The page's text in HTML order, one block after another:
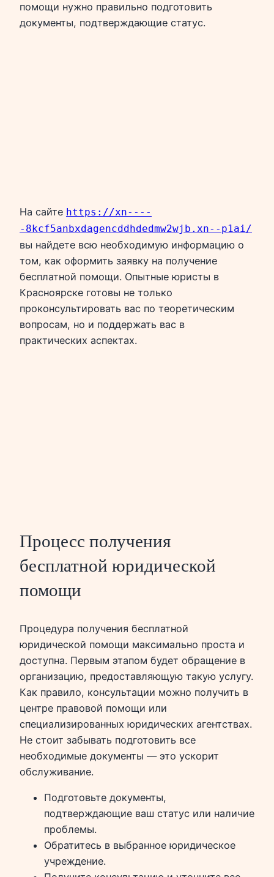
помощи нужно правильно подготовить
документы, подтверждающие статус.
На сайте https://xn----
-8kcf5anbxdagencddhdedmw2wjb.xn--p1ai/
вы найдете всю необходимую информацию о
том, как оформить заявку на получение
бесплатной помощи. Опытные юристы в
Красноярске готовы не только
проконсультировать вас по теоретическим
вопросам, но и поддержать вас в
практических аспектах.
Процесс получения
бесплатной юридической
помощи
Процедура получения бесплатной
юридической помощи максимально проста и
доступна. Первым этапом будет обращение в
организацию, предоставляющую такую услугу.
Как правило, консультации можно получить в
центре правовой помощи или
специализированных юридических агентствах.
Не стоит забывать подготовить все
необходимые документы — это ускорит
обслуживание.
Подготовьте документы,
подтверждающие ваш статус или наличие
проблемы.
Обратитесь в выбранное юридическое
учреждение.